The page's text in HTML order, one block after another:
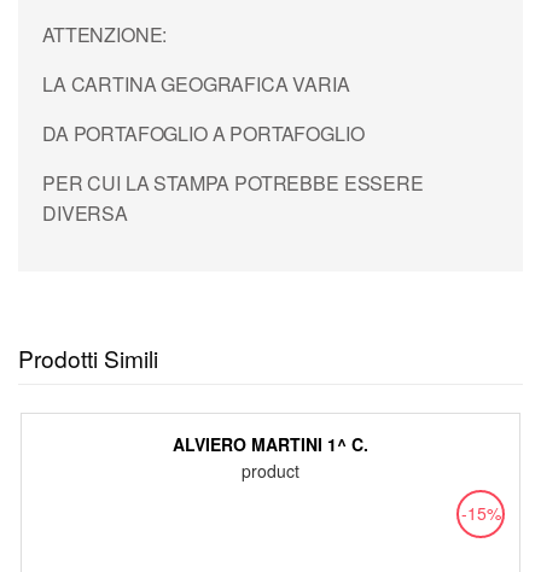
ATTENZIONE:
LA CARTINA GEOGRAFICA VARIA
DA PORTAFOGLIO A PORTAFOGLIO
PER CUI LA STAMPA POTREBBE ESSERE
DIVERSA
Prodotti Simili
ALVIERO MARTINI 1^ C.
product
-15%